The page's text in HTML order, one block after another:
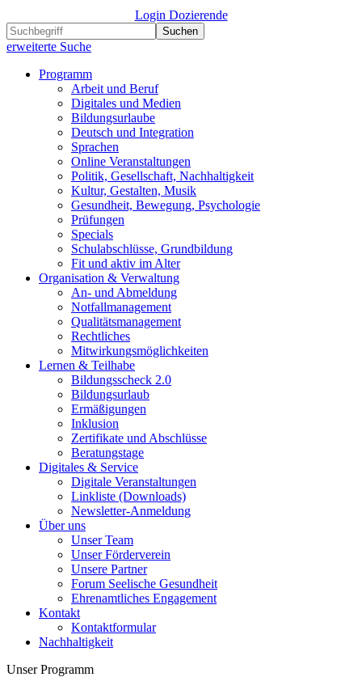
Login Dozierende
Suchen
erweiterte Suche
Programm
Arbeit und Beruf
Digitales und Medien
Bildungsurlaube
Deutsch und Integration
Sprachen
Online Veranstaltungen
Politik, Gesellschaft, Nachhaltigkeit
Kultur, Gestalten, Musik
Gesundheit, Bewegung, Psychologie
Prüfungen
Specials
Schulabschlüsse, Grundbildung
Fit und aktiv im Alter
Organisation & Verwaltung
An- und Abmeldung
Notfallmanagement
Qualitätsmanagement
Rechtliches
Mitwirkungsmöglichkeiten
Lernen & Teilhabe
Bildungsscheck 2.0
Bildungsurlaub
Ermäßigungen
Inklusion
Zertifikate und Abschlüsse
Beratungstage
Digitales & Service
Digitale Veranstaltungen
Linkliste (Downloads)
Newsletter-Anmeldung
Über uns
Unser Team
Unser Förderverein
Unsere Partner
Forum Seelische Gesundheit
Ehrenamtliches Engagement
Kontakt
Kontaktformular
Nachhaltigkeit
Unser Programm